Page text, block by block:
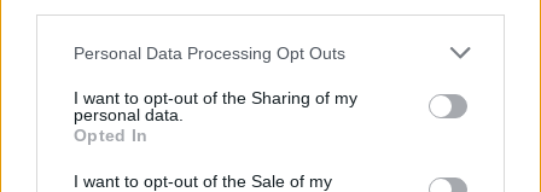
Please note that this website/app uses one or more Google
not limited to your visit or usage behaviour. You may click to
grant or deny consent to Google and its third-party tags to
use your data for below specified purposes in below Google
consent section.
Personal Data Processing Opt Outs
I want to opt-out of the Sharing of my
personal data.
Opted In
I want to opt-out of the Sale of my
Τρίτη 14 Ιου 2026, 11:00
«Ανάσα» 140 εκατ.
ευρώ από την
Περιφέρεια Κεντρικής